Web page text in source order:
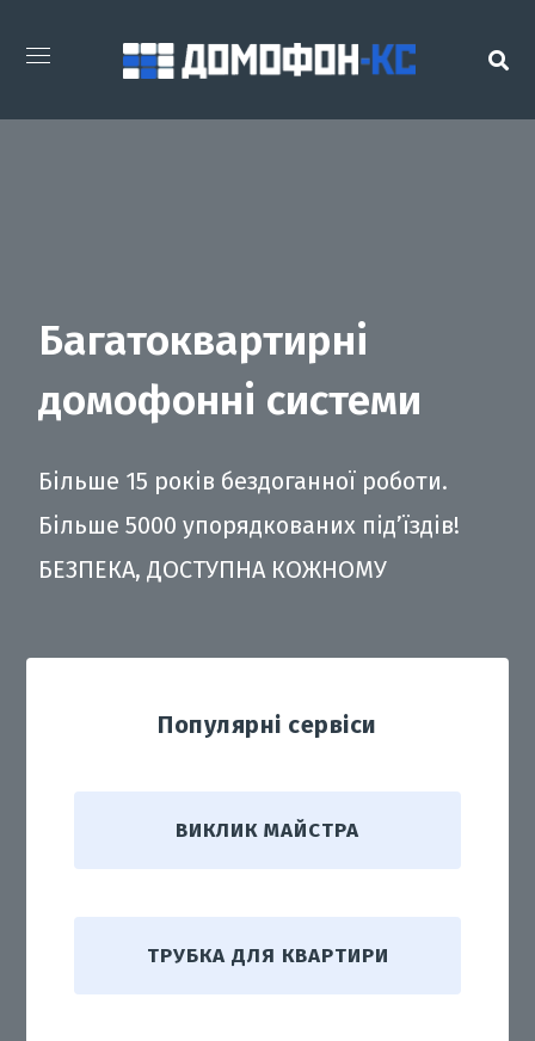
Багатоквартирні
домофонні системи
Більше 15 років бездоганної роботи.
Більше 5000 упорядкованих під’їздів!
БЕЗПЕКА, ДОСТУПНА КОЖНОМУ
Популярні сервіси
ВИКЛИК МАЙСТРА
ТРУБКА ДЛЯ КВАРТИРИ